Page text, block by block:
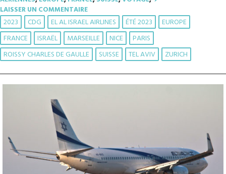
LAISSER UN COMMENTAIRE
2023 CDG EL AL ISRAEL AIRLINES ÉTÉ 2023
EUROPE
FRANCE
ISRAËL MARSEILLE NICE
PARIS
ROISSY CHARLES DE GAULLE
SUISSE TEL AVIV ZURICH